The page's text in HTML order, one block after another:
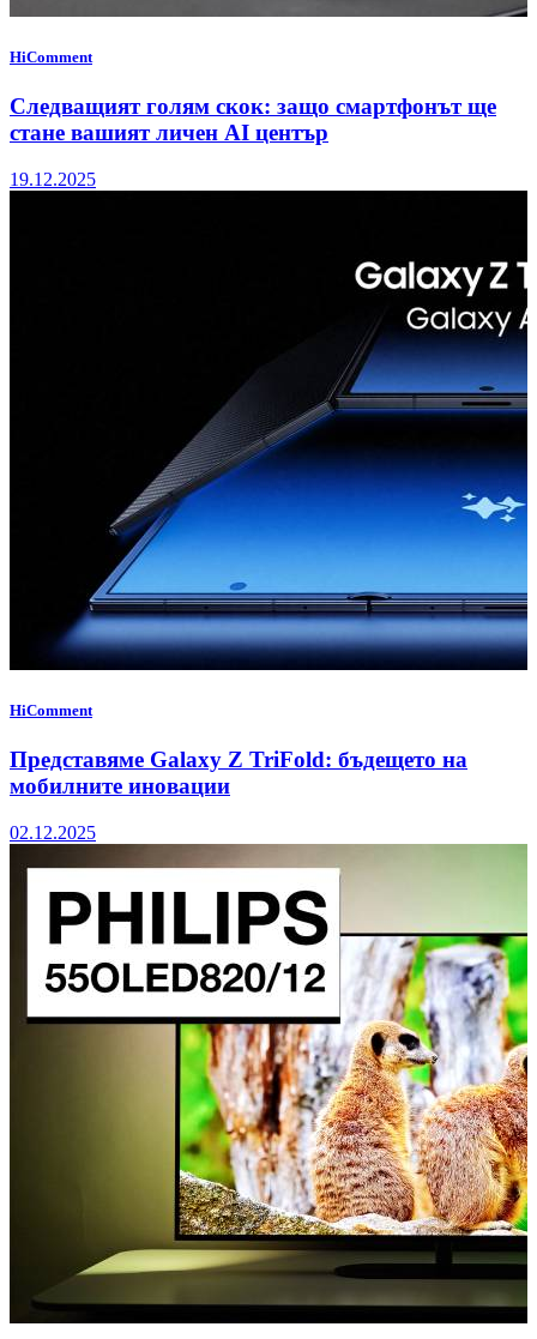
HiComment
Следващият голям скок: защо смартфонът ще
стане вашият личен AI център
19.12.2025
HiComment
Представяме Galaxy Z TriFold: бъдещето на
мобилните иновации
02.12.2025